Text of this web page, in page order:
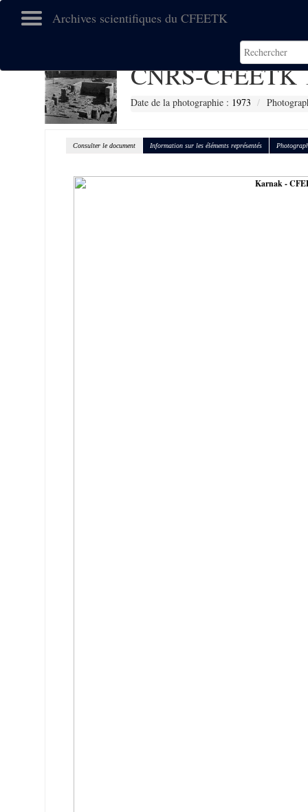
Archives scientifiques du CFEETK
CNRS-CFEETK
Date de la photographie : 1973
Consulter le document Information sur les éléments représentés